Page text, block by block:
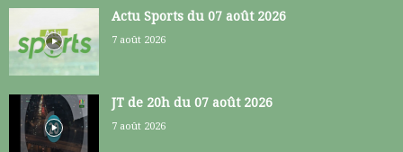
Actu Sports du 07 août 2026
7 août 2026
JT de 20h du 07 août 2026
7 août 2026